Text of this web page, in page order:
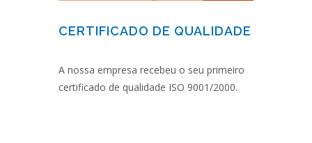
CERTIFICADO DE QUALIDADE
A nossa empresa recebeu o seu primeiro
certificado de qualidade ISO 9001/2000.